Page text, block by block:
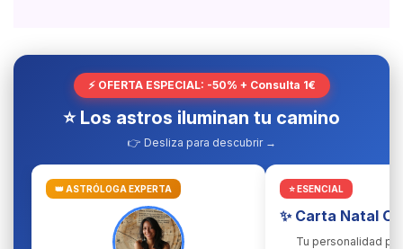
⚡ OFERTA ESPECIAL: -50% + Consulta 1€
⭐ Los astros iluminan tu camino
👉 Desliza para descubrir →
👑 ASTRÓLOGA EXPERTA ⭐ ESENCIAL
✨ Carta Natal
Tu personalidad